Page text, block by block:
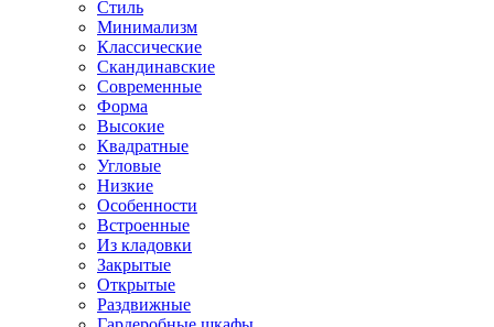
Стиль
Минимализм
Классические
Скандинавские
Современные
Форма
Высокие
Квадратные
Угловые
Низкие
Особенности
Встроенные
Из кладовки
Закрытые
Открытые
Раздвижные